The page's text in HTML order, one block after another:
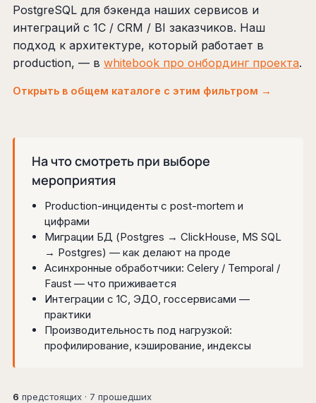
PostgreSQL для бэкенда наших сервисов и
интеграций с 1С / CRM / BI заказчиков. Наш
подход к архитектуре, который работает в
production, — в whitebook про онбординг проекта.
Открыть в общем каталоге с этим фильтром →
На что смотреть при выборе
мероприятия
Production-инциденты с post-mortem и
цифрами
Миграции БД (Postgres → ClickHouse, MS SQL
→ Postgres) — как делают на проде
Асинхронные обработчики: Celery / Temporal /
Faust — что приживается
Интеграции с 1С, ЭДО, госсервисами —
практики
Производительность под нагрузкой:
профилирование, кэширование, индексы
6 предстоящих · 7 прошедших